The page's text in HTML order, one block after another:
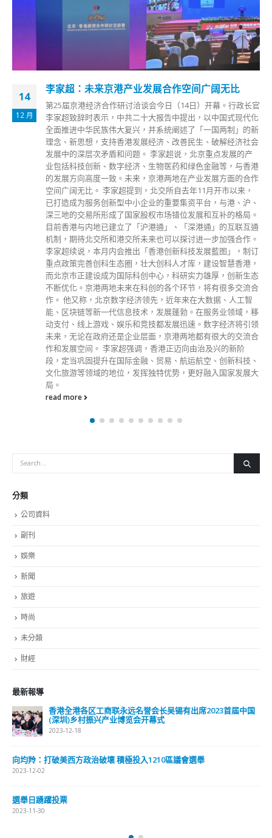
14
12 月
李家超：未来京港产业发展合作空间广阔无比
第25届京港经济合作研讨洽谈会今日（14日）开幕。行政长官
李家超致辞时表示，中共二十大报告中提出，以中国式现代化
全面推进中华民族伟大复兴，并系统阐述了「一国两制」的新
理念、新思想，支持香港发展经济、改善民生、破解经济社会
发展中的深层次矛盾和问题。 李家超说，北京重点发展的产
业包括科技创新、数字经济、生物医药和绿色金融等，与香港
的发展方向高度一致。未来，京港两地在产业发展方面的合作
空间广阔无比。 李家超提到，北交所自去年11月开市以来，
已打造成为服务创新型中小企业的重要集资平台，与港、沪、
深三地的交易所形成了国家股权市场错位发展和互补的格局。
目前香港与内地已建立了「沪港通」、「深港通」的互联互通
机制，期待北交所和港交所未来也可以探讨进一步加强合作。
李家超续说，本月内会推出「香港创新科技发展藍图」，制订
重点政策完善创科生态圈，壮大创科人才库，建设智慧香港，
而北京市正建设成为国际科创中心，科研实力雄厚，创新生态
不断优化。京港两地未来在科创的各个环节，将有很多交流合
作。 他又称，北京数字经济领先，近年来在大数据、人工智
能、区块链等新一代信息技术，发展蓬勃。在服务业领域，移
动支付、线上游戏、娱乐和竞技都发展迅速。数字经济将引领
未来，无论在政府还是企业层面，京港两地都有很大的交流合
作和发展空间。 李家超强调，香港正迈向由治及兴的新阶
段，定当巩固提升在国际金融、贸易、航运航空、创新科技、
文化旅游等领域的地位，发挥独特优势，更好融入国家发展大
局。
read more
分類
公司資料
副刊
娛樂
新聞
旅遊
時尚
未分類
財經
最新報導
香港全港各区工商联永远名誉会长吴锡有出席2023首届中国
(深圳)乡村振兴产业博览会开幕式
2023-12-18
向均羚：打破美西方政治破壞 積極投入1210區議會選舉
2023-12-02
選舉日踴躍投票
2023-11-30